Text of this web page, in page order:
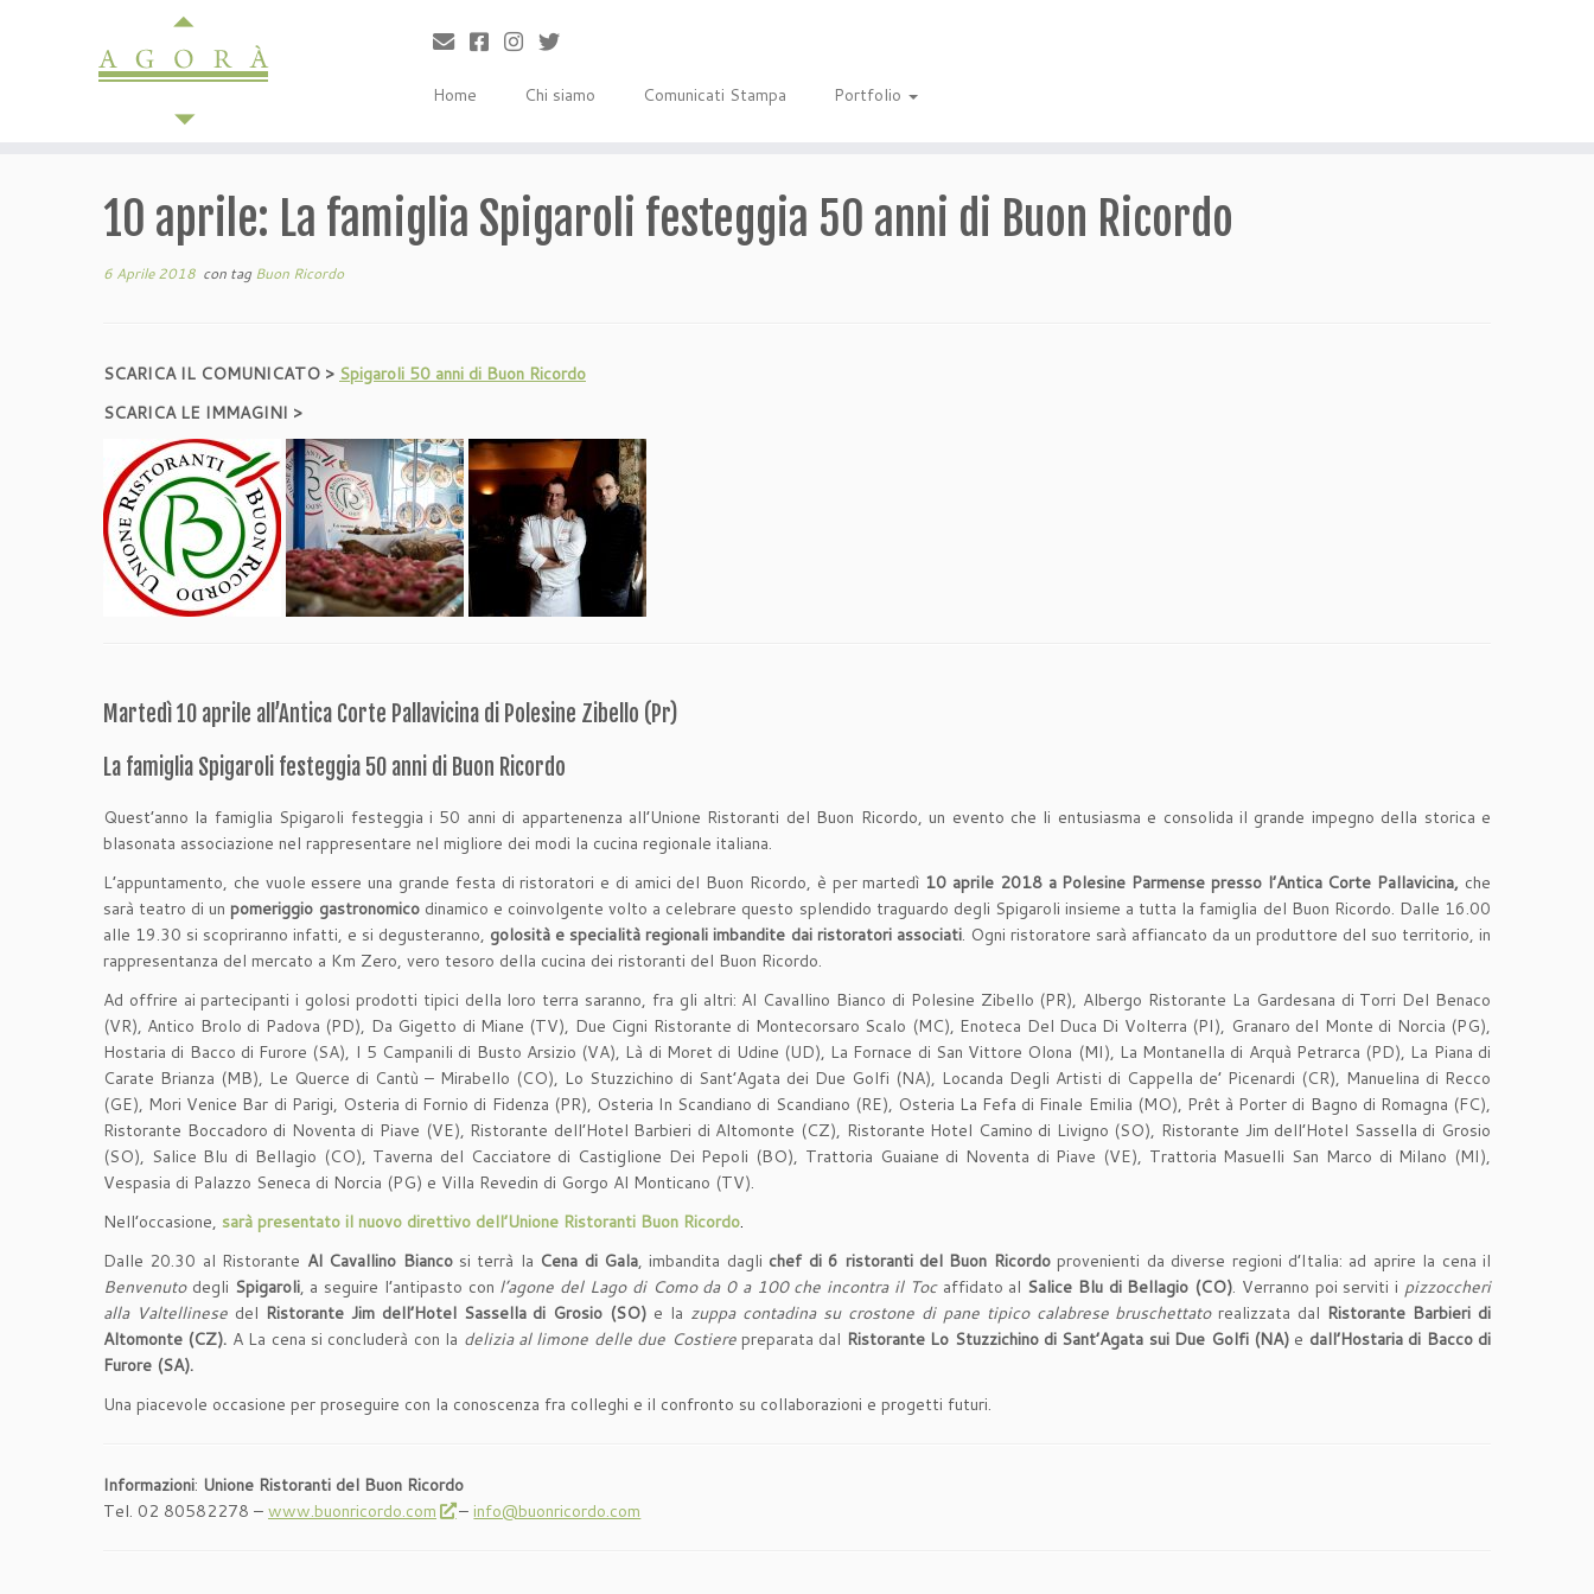
Home
Chi siamo Comunicati Stampa Portfolio
10 aprile: La famiglia Spigaroli festeggia 50 anni di Buon Ricordo
6 Aprile 2018 con tagBuon Ricordo
SCARICA IL COMUNICATO > Spigaroli 50 anni di Buon Ricordo
SCARICA LE IMMAGINI >
Martedì 10 aprile all’Antica Corte Pallavicina di Polesine Zibello (Pr)
La famiglia Spigaroli festeggia 50 anni di Buon Ricordo
Quest’anno la famiglia Spigaroli festeggia i 50 anni di appartenenza all’Unione Ristoranti del Buon Ricordo, un evento che li entusiasma e consolida il grande impegno della storica e
blasonata associazione nel rappresentare nel migliore dei modi la cucina regionale italiana.
L’appuntamento, che vuole essere una grande festa di ristoratori e di amici del Buon Ricordo, è per martedì 10 aprile 2018 a Polesine Parmense presso l’Antica Corte Pallavicina, che
sarà teatro di un pomeriggio gastronomicodinamico e coinvolgente volto a celebrare questo splendido traguardo degli Spigaroli insieme a tutta la famiglia del Buon Ricordo. Dalle 16.00
alle 19.30 si scopriranno infatti, e si degusteranno, golosità e specialità regionali imbandite dai ristoratori associati. Ogni ristoratore sarà affiancato da un produttore del suo territorio, in
rappresentanza del mercato a Km Zero, vero tesoro della cucina dei ristoranti del Buon Ricordo.
Ad offrire ai partecipanti i golosi prodotti tipici della loro terra saranno, fra gli altri: Al Cavallino Bianco di Polesine Zibello (PR), Albergo Ristorante La Gardesana di Torri Del Benaco
(VR), Antico Brolo di Padova (PD), Da Gigetto di Miane (TV), Due Cigni Ristorante di Montecorsaro Scalo (MC), Enoteca Del Duca Di Volterra (PI), Granaro del Monte di Norcia (PG),
Hostaria di Bacco di Furore (SA), I 5 Campanili di Busto Arsizio (VA), Là di Moret di Udine (UD), La Fornace di San Vittore Olona (MI), La Montanella di Arquà Petrarca (PD), La Piana di
Carate Brianza (MB), Le Querce di Cantù – Mirabello (CO), Lo Stuzzichino di Sant’Agata dei Due Golfi (NA), Locanda Degli Artisti di Cappella de’ Picenardi (CR), Manuelina di Recco
(GE), Mori Venice Bar di Parigi, Osteria di Fornio di Fidenza (PR), Osteria In Scandiano di Scandiano (RE), Osteria La Fefa di Finale Emilia (MO), Prêt à Porter di Bagno di Romagna (FC),
Ristorante Boccadoro di Noventa di Piave (VE), Ristorante dell’Hotel Barbieri di Altomonte (CZ), Ristorante Hotel Camino di Livigno (SO), Ristorante Jim dell’Hotel Sassella di Grosio
(SO), Salice Blu di Bellagio (CO), Taverna del Cacciatore di Castiglione Dei Pepoli (BO), Trattoria Guaiane di Noventa di Piave (VE), Trattoria Masuelli San Marco di Milano (MI),
Vespasia di Palazzo Seneca di Norcia (PG) e Villa Revedin di Gorgo Al Monticano (TV).
Nell’occasione, sarà presentato il nuovo direttivo dell’Unione Ristoranti Buon Ricordo.
Dalle 20.30 al Ristorante Al Cavallino Biancosi terrà la Cena di Gala, imbandita dagli chef di 6 ristoranti del Buon Ricordoprovenienti da diverse regioni d’Italia: ad aprire la cena il
Benvenutodegli Spigaroli, a seguire l’antipasto con l’agone del Lago di Como da 0 a 100 che incontra il Tocaffidato al Salice Blu di Bellagio (CO). Verranno poi serviti i pizzoccheri
alla Valtellinesedel Ristorante Jim dell’Hotel Sassella di Grosio (SO) e la zuppa contadina su crostone di pane tipico calabrese bruschettatorealizzata dal Ristorante Barbieri di
Altomonte (CZ). A La cena si concluderà con la delizia al limone delle due Costierepreparata dal Ristorante Lo Stuzzichino di Sant’Agata sui Due Golfi (NA) e dall’Hostaria di Bacco di
Furore (SA).
Una piacevole occasione per proseguire con la conoscenza fra colleghi e il confronto su collaborazioni e progetti futuri.
Informazioni: Unione Ristoranti del Buon Ricordo
Tel. 02 80582278 – www.buonricordo.com – info@buonricordo.com